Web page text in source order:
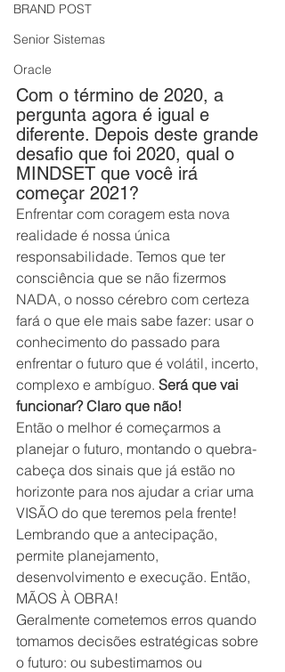
BRAND POST
Senior Sistemas
Oracle
Com o término de 2020, a
pergunta agora é igual e
diferente. Depois deste grande
desafio que foi 2020, qual o
MINDSET que você irá
começar 2021?
Enfrentar com coragem esta nova
realidade é nossa única
responsabilidade. Temos que ter
consciência que se não fizermos
NADA, o nosso cérebro com certeza
fará o que ele mais sabe fazer: usar o
conhecimento do passado para
enfrentar o futuro que é volátil, incerto,
complexo e ambíguo. Será que vai
funcionar? Claro que não!
Então o melhor é começarmos a
planejar o futuro, montando o quebra-
cabeça dos sinais que já estão no
horizonte para nos ajudar a criar uma
VISÃO do que teremos pela frente!
Lembrando que a antecipação,
permite planejamento,
desenvolvimento e execução. Então,
MÃOS À OBRA!
Geralmente cometemos erros quando
tomamos decisões estratégicas sobre
o futuro: ou subestimamos ou